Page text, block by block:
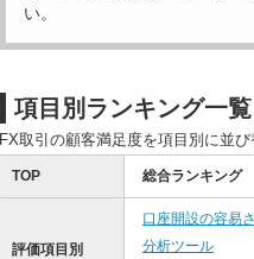
い。
項目別ランキング一覧
FX取引の顧客満足度を項目別に並
TOP 総合ランキング
評価項目別
口座開設の容易さ
分析ツール